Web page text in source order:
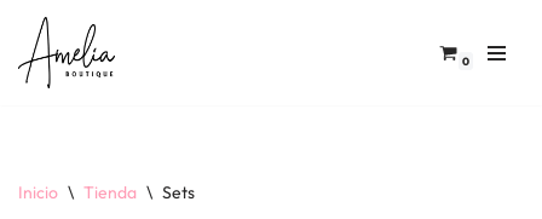
Saltar
0
Inicio \ Tienda \ Sets